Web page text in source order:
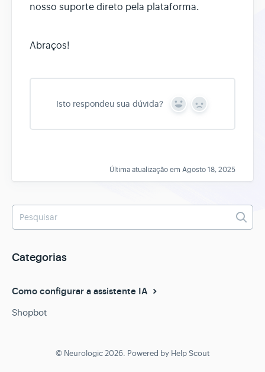
nosso suporte direto pela plataforma.
Abraços!
Isto respondeu sua dúvida?
Y
s
N
Última atualização em Agosto 18, 2025
Categorias
Como configurar a assistente IA
Shopbot
© Neurologic2026. Powered by Help Scout